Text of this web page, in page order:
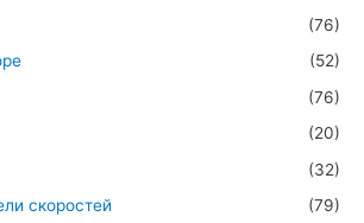
(76)
(52)
(76)
(20)
(32)
скоростей
(79)